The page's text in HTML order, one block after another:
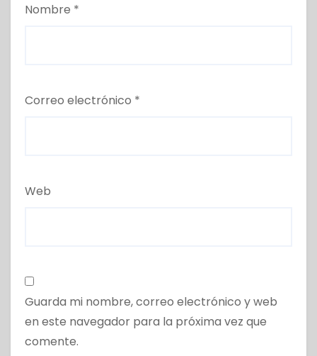
Nombre *
Correo electrónico *
Web
Guarda mi nombre, correo electrónico y web
en este navegador para la próxima vez que
comente.